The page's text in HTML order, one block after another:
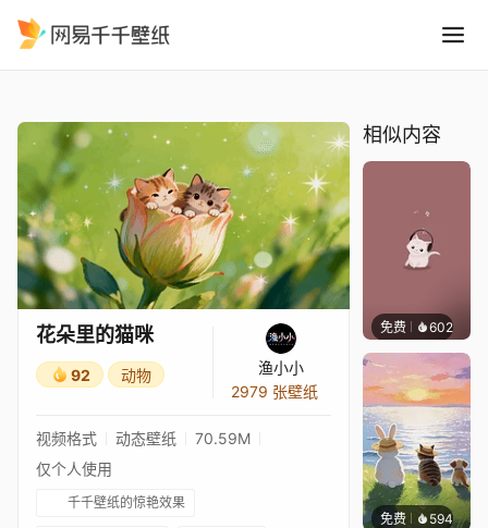
花朵里的猫咪
92 动物
渔小小
2979 张壁纸
视频格式 动态壁纸
70.59M
仅个人使用
千千壁纸的惊艳效果
相似内容
免费 602Bewie
免费 594渔小小